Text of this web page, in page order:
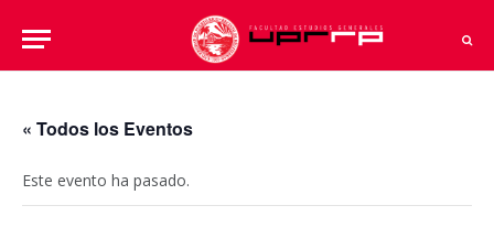
« Todos los Eventos
Este evento ha pasado.